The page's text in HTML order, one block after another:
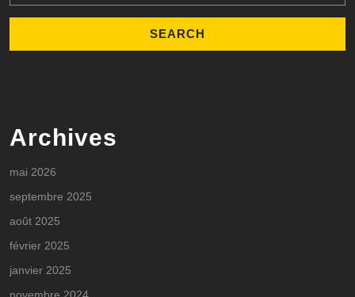
Archives
mai 2026
septembre 2025
août 2025
février 2025
janvier 2025
novembre 2024